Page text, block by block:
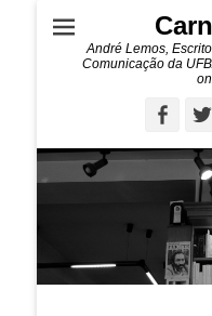
André Lemos,
Comunicação da